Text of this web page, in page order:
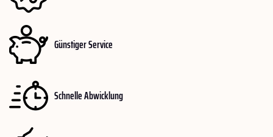
Günstiger Service
Schnelle Abwicklung